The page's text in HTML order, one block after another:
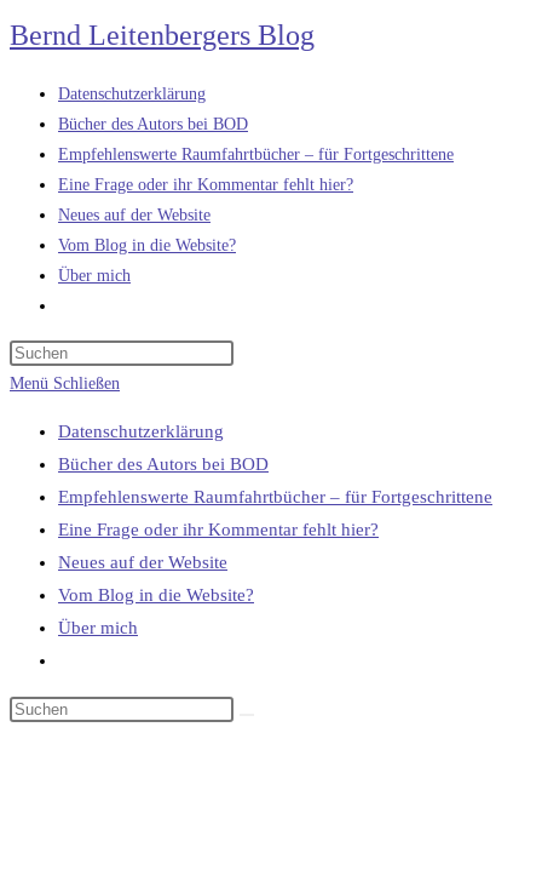
Zum
Inhalt
springen
Bernd Leitenbergers Blog
Datenschutzerklärung
Bücher des Autors bei BOD
Empfehlenswerte Raumfahrtbücher – für Fortgeschrittene
Eine Frage oder ihr Kommentar fehlt hier?
Neues auf der Website
Vom Blog in die Website?
Über mich
umschalten
Menü Schließen
Datenschutzerklärung
Bücher des Autors bei BOD
Empfehlenswerte Raumfahrtbücher – für Fortgeschrittene
Eine Frage oder ihr Kommentar fehlt hier?
Neues auf der Website
Vom Blog in die Website?
Über mich
umschalten